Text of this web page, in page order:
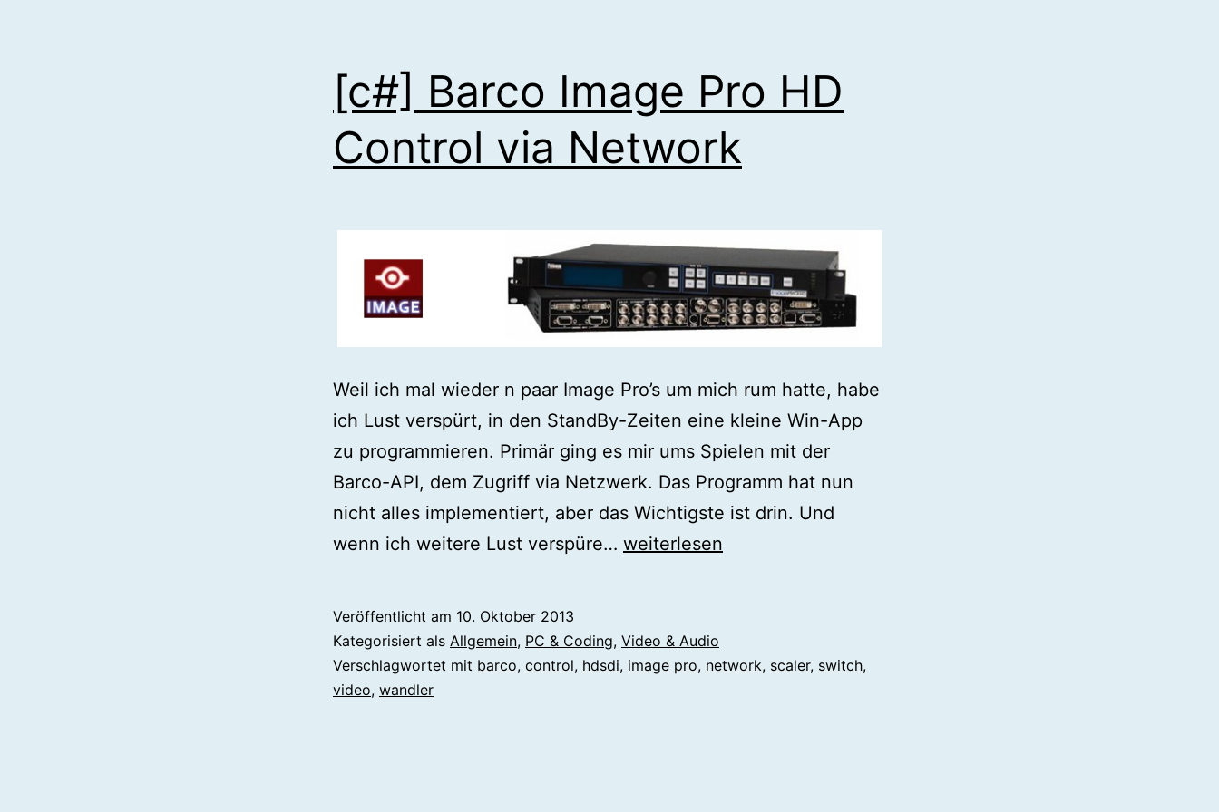
[c#] Barco Image Pro HD
Control via Network
Weil ich mal wieder n paar Image Pro’s um mich rum hatte, habe
ich Lust verspürt, in den StandBy-Zeiten eine kleine Win-App
zu programmieren. Primär ging es mir ums Spielen mit der
Barco-API, dem Zugriff via Netzwerk. Das Programm hat nun
nicht alles implementiert, aber das Wichtigste ist drin. Und
wenn ich weitere Lust verspüre… [c#]
Pro
HD
weiterlesen
Veröffentlicht am 10. Oktober 2013
Kategorisiert als Allgemein, PC & Coding, Video & Audio
Verschlagwortet mit barco, control, hdsdi, image pro, network, scaler, switch,
video, wandler